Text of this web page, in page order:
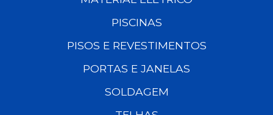
PISCINAS
PISOS E REVESTIMENTOS
PORTAS E JANELAS
SOLDAGEM